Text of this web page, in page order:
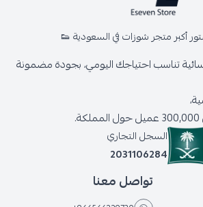
أكبر متجر شوزات في السعودية 👟
تناسب احتياجك اليومي، بجودة مضمونة
السجل التجاري
2031106284
تواصل معنا